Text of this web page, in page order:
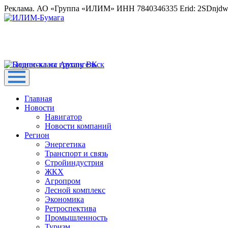
Реклама. АО «Группа «ИЛИМ» ИНН 7840346335 Erid:
Главная
Новости
Навигатор
Новости компаний
Регион
Энергетика
Транспорт и связь
Стройиндустрия
ЖКХ
Агропром
Лесной комплекс
Экономика
Ретроспектива
Промышленность